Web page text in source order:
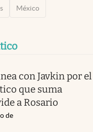
México
con Javkin por el
que suma
a Rosario
de